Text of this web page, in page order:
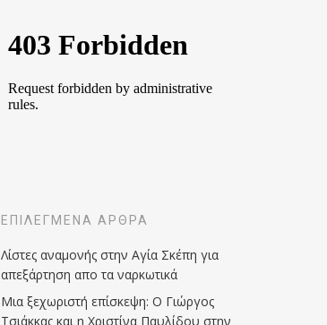
ΕΠΙΛΕΓΜΈΝΑ ΆΡΘΡΑ
Λίστες αναμονής στην Αγία Σκέπη για
απεξάρτηση απο τα ναρκωτικά
Μια ξεχωριστή επίσκεψη: Ο Γιώργος
Τσιάκκας και η Χριστίνα Παυλίδου στην